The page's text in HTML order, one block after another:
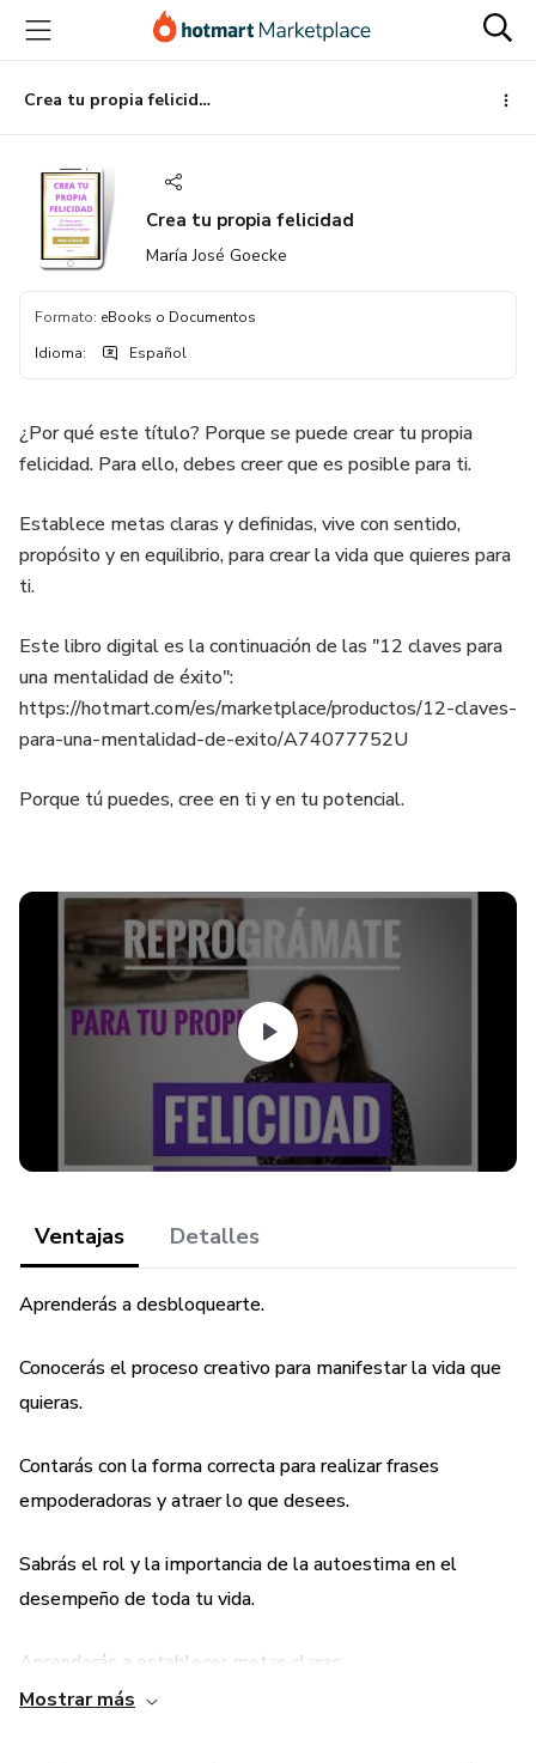
principal
página
de
página
Crea tu propia felicidad
Crea tu propia felicidad
María José Goecke
Formato: eBooks o Documentos
Idioma: Español
¿Por qué este título? Porque se puede crear tu propia
felicidad. Para ello, debes creer que es posible para ti.
Establece metas claras y definidas, vive con sentido,
propósito y en equilibrio, para crear la vida que quieres para
ti.
Este libro digital es la continuación de las "12 claves para
una mentalidad de éxito":
https://hotmart.com/es/marketplace/productos/12-claves-
para-una-mentalidad-de-exito/A74077752U
Porque tú puedes, cree en ti y en tu potencial.
Ventajas Detalles
Aprenderás a desbloquearte.
Conocerás el proceso creativo para manifestar la vida que
quieras.
Contarás con la forma correcta para realizar frases
empoderadoras y atraer lo que desees.
Sabrás el rol y la importancia de la autoestima en el
desempeño de toda tu vida.
Aprenderás a establecer metas claras.
Mostrar más